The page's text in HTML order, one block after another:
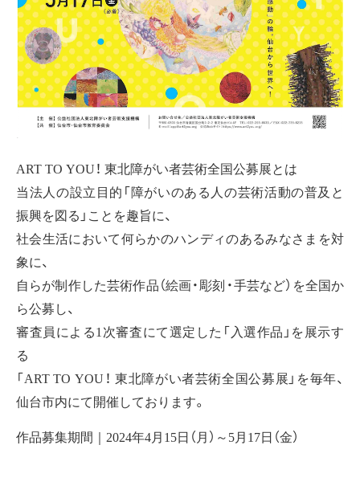
ART TO YOU！ 東北障がい者芸術全国公募展とは
当法人の設立目的「障がいのある人の芸術活動の普及と
振興を図る」ことを趣旨に、
社会生活において何らかのハンディのあるみなさまを対
象に、
自らが制作した芸術作品（絵画・彫刻・手芸など）を全国か
ら公募し、
審査員による1次審査にて選定した「入選作品」を展示す
る
「ART TO YOU！ 東北障がい者芸術全国公募展」を毎年、
仙台市内にて開催しております。
作品募集期間｜2024年4月15日（月）～5月17日（金）